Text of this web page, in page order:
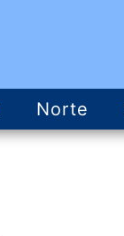
Norte